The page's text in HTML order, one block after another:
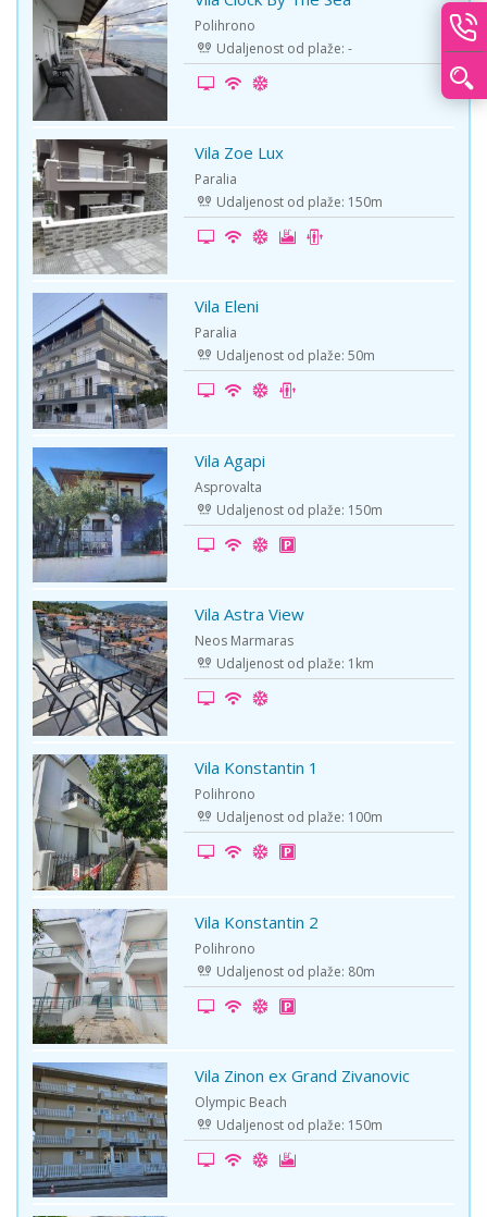
-10%
Polihrono
Udaljenost od plaže: -
-5% Vila Zoe Lux
Paralia
Udaljenost od plaže: 150m
-5% Vila Eleni
Paralia
Udaljenost od plaže: 50m
-15% Vila Agapi
Asprovalta
Udaljenost od plaže: 150m
-5% Vila Astra View
Neos Marmaras
Udaljenost od plaže: 1km
-20% Vila Konstantin 1
Polihrono
Udaljenost od plaže: 100m
-10% Vila Konstantin 2
Polihrono
Udaljenost od plaže: 80m
-5% Vila Zinon ex Grand Zivanovic
Olympic Beach
Udaljenost od plaže: 150m